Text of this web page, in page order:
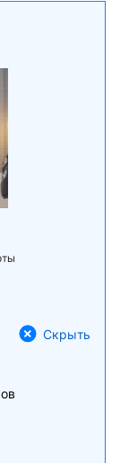
Скрыть